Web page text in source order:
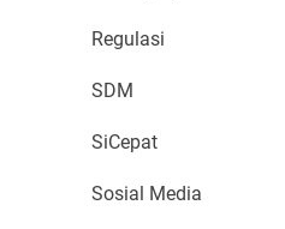
Regulasi
SDM
SiCepat
Sosial Media